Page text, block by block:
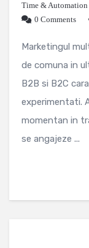
Time & Automation
0 Comments
Marketingul
de comuna in
B2B si B2C
experimentati.
momentan in
se angajeze ...